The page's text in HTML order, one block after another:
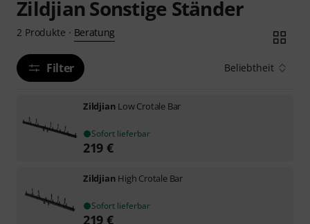
Zildjian Sonstige Ständer
2 Produkte · Beratung
Filter Beliebtheit
Zildjian Low Crotale Bar
Sofort lieferbar
219 €
Zildjian High Crotale Bar
Sofort lieferbar
219 €